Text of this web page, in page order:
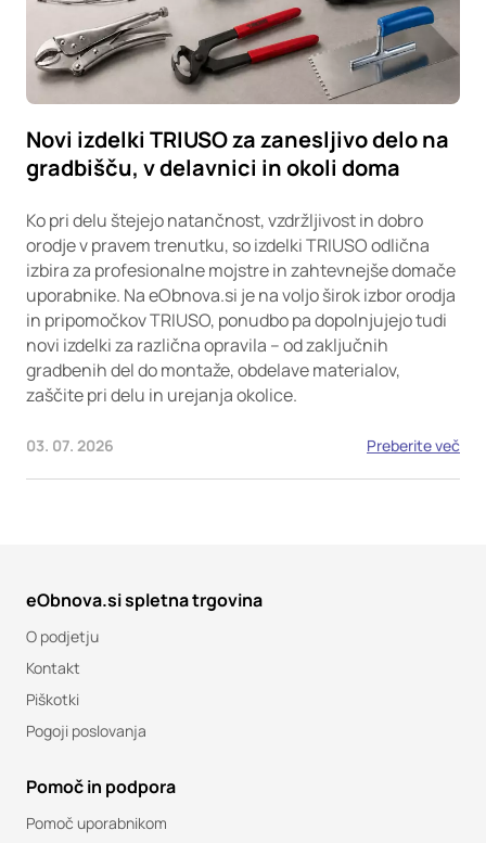
Novi izdelki TRIUSO za zanesljivo delo na
gradbišču, v delavnici in okoli doma
Ko pri delu štejejo natančnost, vzdržljivost in dobro
orodje v pravem trenutku, so izdelki TRIUSO odlična
izbira za profesionalne mojstre in zahtevnejše domače
uporabnike. Na eObnova.si je na voljo širok izbor orodja
in pripomočkov TRIUSO, ponudbo pa dopolnjujejo tudi
novi izdelki za različna opravila – od zaključnih
gradbenih del do montaže, obdelave materialov,
zaščite pri delu in urejanja okolice.
03. 07. 2026 Preberite več
eObnova.si spletna trgovina
O podjetju
Kontakt
Piškotki
Pogoji poslovanja
Pomoč in podpora
Pomoč uporabnikom